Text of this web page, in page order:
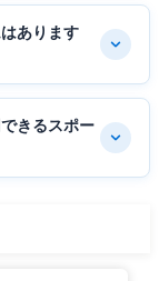
あります
きるスポー